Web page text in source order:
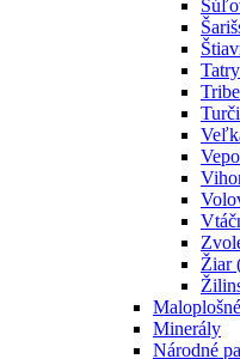
Žiar
Minerály
Národné